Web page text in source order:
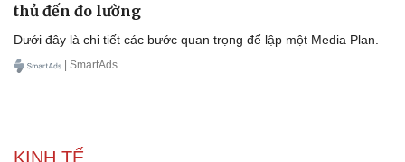
thủ đến đo lường
Dưới đây là chi tiết các bước quan trọng để lập một Media Plan.
| SmartAds
KINH TẾ